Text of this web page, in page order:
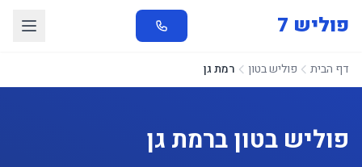
פוליש 7
דף הבית פוליש בטון רמת גן
פוליש בטון ברמת גן